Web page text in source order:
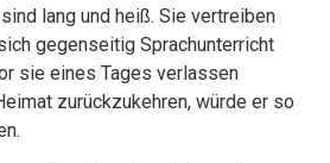
lang und heiß. Sie vertreiben
gegenseitig Sprachunterricht
sie eines Tages verlassen
zurückzukehren, würde er so